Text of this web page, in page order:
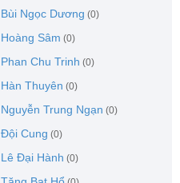
Bùi Ngọc Dương (0)
Hoàng Sâm (0)
Phan Chu Trinh (0)
Hàn Thuyên (0)
Nguyễn Trung Ngạn (0)
Đội Cung (0)
Lê Đại Hành (0)